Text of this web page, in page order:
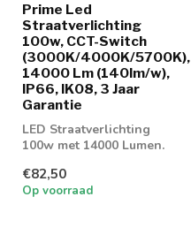
Prime Led
Straatverlichting
100w, CCT-Switch
(3000K/4000K/5700K),
14000 Lm (140lm/w),
IP66, IK08, 3 Jaar
Garantie
LED Straatverlichting
100w met 14000 Lumen.
parkeerplaatsen of gev...
€82,50
Op voorraad